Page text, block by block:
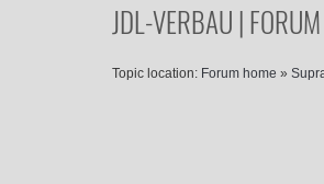
JDL-VERBAU | FORUM
Topic location: Forum home »